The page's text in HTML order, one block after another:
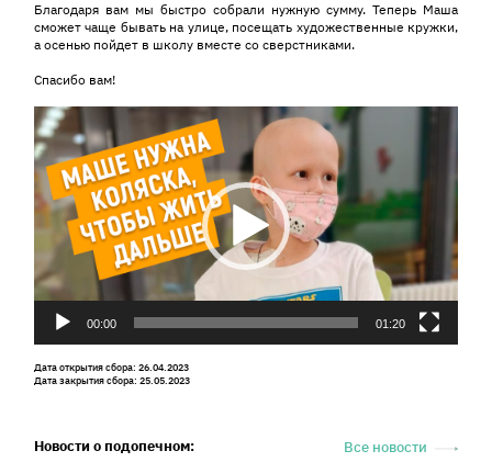
Благодаря вам мы быстро собрали нужную сумму. Теперь Маша
сможет чаще бывать на улице, посещать художественные кружки,
а осенью пойдет в школу вместе со сверстниками.
Спасибо вам!
Видеоплеер
00:00 01:20
Дата открытия сбора: 26.04.2023
Дата закрытия сбора: 25.05.2023
Новости о подопечном: Все новости